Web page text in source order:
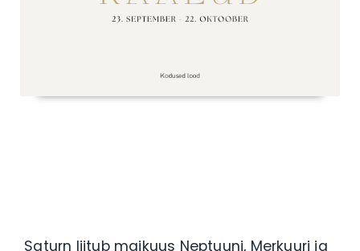
Saturn liitub maikuus Neptuuni, Merkuuri ja